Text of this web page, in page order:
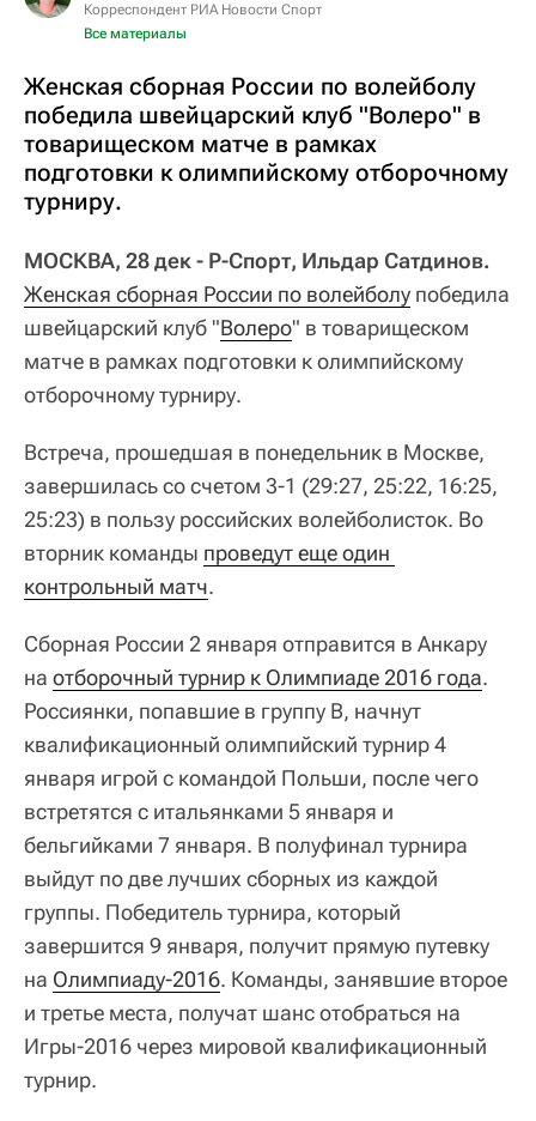
Корреспондент РИА Новости Спорт
Все материалы
Женская сборная России по волейболу
победила швейцарский клуб "Волеро" в
товарищеском матче в рамках
подготовки к олимпийскому отборочному
турниру.
МОСКВА, 28 дек - Р-Спорт, Ильдар Сатдинов.
Женская сборная России по волейболу победила
швейцарский клуб "Волеро" в товарищеском
матче в рамках подготовки к олимпийскому
отборочному турниру.
Встреча, прошедшая в понедельник в Москве,
завершилась со счетом 3-1 (29:27, 25:22, 16:25,
25:23) в пользу российских волейболисток. Во
вторник команды проведут еще один
контрольный матч.
Сборная России 2 января отправится в Анкару
на отборочный турнир к Олимпиаде 2016 года.
Россиянки, попавшие в группу В, начнут
квалификационный олимпийский турнир 4
января игрой с командой Польши, после чего
встретятся с итальянками 5 января и
бельгийками 7 января. В полуфинал турнира
выйдут по две лучших сборных из каждой
группы. Победитель турнира, который
завершится 9 января, получит прямую путевку
на Олимпиаду-2016. Команды, занявшие второе
и третье места, получат шанс отобраться на
Игры-2016 через мировой квалификационный
турнир.